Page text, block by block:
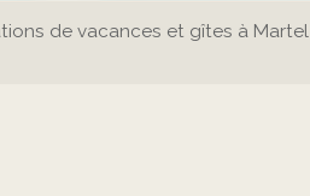
de vacances et gîtes à Martel